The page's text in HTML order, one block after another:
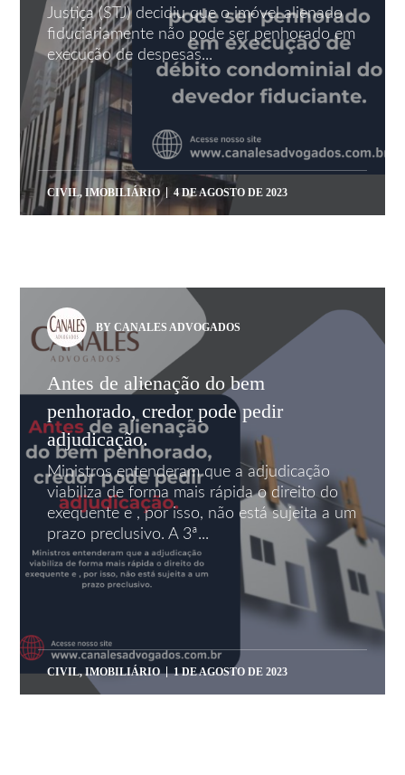
Justiça (STJ) decidiu que o imóvel alienado
fiduciariamente não pode ser penhorado em
execução de despesas...
CIVIL,IMOBILIÁRIO 4 DE AGOSTO DE 2023
BY CANALES ADVOGADOS
Antes de alienação do bem
penhorado, credor pode pedir
adjudicação.
Ministros entenderam que a adjudicação
viabiliza de forma mais rápida o direito do
exequente e , por isso, não está sujeita a um
prazo preclusivo. A 3ª...
CIVIL,IMOBILIÁRIO 1 DE AGOSTO DE 2023